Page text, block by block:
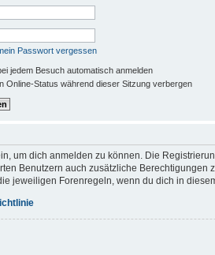
Passwort vergessen
jedem Besuch automatisch anmelden
Online-Status während dieser Sitzung verbergen
um dich anmelden zu können. Die
Benutzern auch zusätzliche
jeweiligen Forenregeln, wenn du dich in